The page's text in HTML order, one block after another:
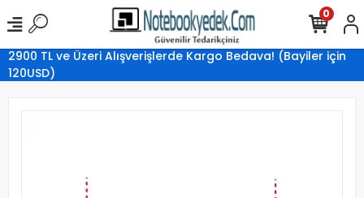
2900 TL ve Üzeri Alışverişlerde Kargo Bedava! (Bayiler için
120USD)
0